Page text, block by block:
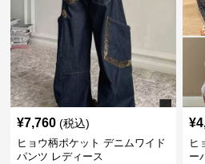
¥7,760 (税込)
ヒョウ柄ポケット デニムワイド
パンツ レディース
¥
ヒ
ー